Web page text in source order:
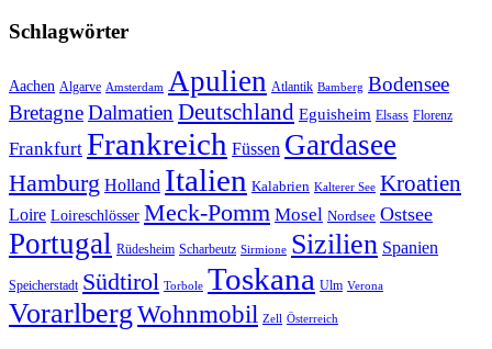
Schlagwörter
Aachen Algarve Amsterdam Apulien Atlantik Bamberg Bodensee
BretagneDalmatien Deutschland Eguisheim Elsass Florenz
Frankfurt Frankreich Füssen Gardasee
Hamburg Holland Italien Kalabrien Kalterer See Kroatien
Loire Loireschlösser Meck-Pomm Mosel Nordsee Ostsee
Portugal Rüdesheim Scharbeutz Sirmione Sizilien Spanien
Speicherstadt Südtirol Torbole Toskana Ulm Verona
VorarlbergWohnmobil Zell Österreich